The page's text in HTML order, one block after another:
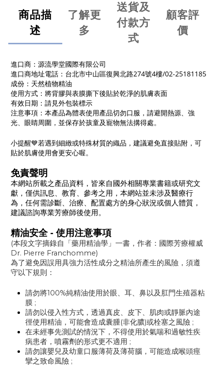
商品描
述
了解更
多
送貨及
付款方
式
顧客評
價
進口商：源流學堂國際有限公司
進口商地址電話：台北市中山區復興北路274號4樓/02-25181185
成份：天然植物精油
使用方式：將背膠與表膜撕下後貼於乾淨的肌膚表面
有效日期：請見外包裝標示
注意事項：本產品為體表使用產品切勿口服，請避開熱源、強
光、眼睛周圍，並保存於孩童及寵物無法搆得處。
小提醒💙若遇到細緻或特殊材質的織品，建議避免直接貼附，可
貼於肌膚使用會更安心喔。
免責聲明
本網站所載之產品資料，皆來自國外相關專業書籍或研究文
獻，僅供訊息、教育、參考之用，本網站並未涉及醫療行
為，任何需診斷、治療、配置處方的身心狀況或個人體質，
建議諮詢專業芳療師後使用。
精油安全 - 使用注意事項
(本段文字摘錄自「藥用精油學」一書，作者：國際芳療權威
Dr. Pierre Franchomme)
為了避免因誤用具強力活性成分之精油所產生的風險，須遵
守以下規則：
請勿將100%純精油使用於眼、耳、鼻以及肛門生殖器粘
膜 ;
請勿以侵入性方式，透過真皮、皮下、肌肉或靜脈內途
徑使用精油，可能會造成囊腫(非化膿)或栓塞之風險 ;
在未經事先測試的情況下，不得使用於氣喘和過敏性疾
病患者，噴霧劑的形式更不適用 ;
請勿讓嬰兒及幼童口服薄荷及薄荷腦，可能造成喉頭痙
攣之致命風險 ;